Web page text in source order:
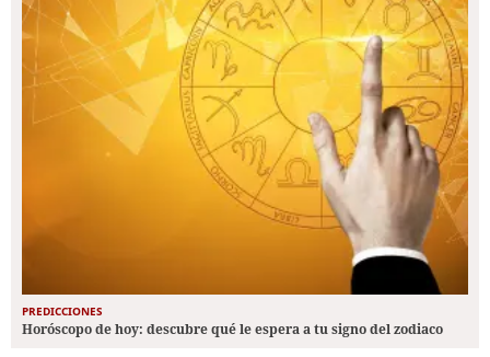
PREDICCIONES
Horóscopo de hoy: descubre qué le espera a tu signo del zodiaco